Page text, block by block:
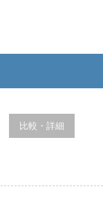
比較・詳細